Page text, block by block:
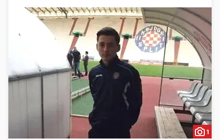
1